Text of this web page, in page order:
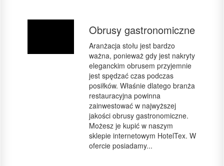
Obrusy gastronomiczne
Aranżacja stołu jest bardzo
ważna, ponieważ gdy jest nakryty
eleganckim obrusem przyjemnie
jest spędzać czas podczas
posiłków. Właśnie dlatego branża
restauracyjna powinna
zainwestować w najwyższej
jakości obrusy gastronomiczne.
Możesz je kupić w naszym
sklepie internetowym HotelTex. W
ofercie posiadamy...